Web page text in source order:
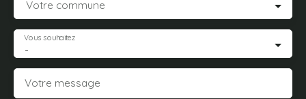
Votre commune
-
Vous souhaitez
Votre message